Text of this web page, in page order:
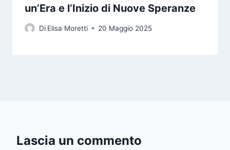
un’Era e l’Inizio di Nuove Speranze
Di Elisa Moretti 20 Maggio 2025
Lascia un commento